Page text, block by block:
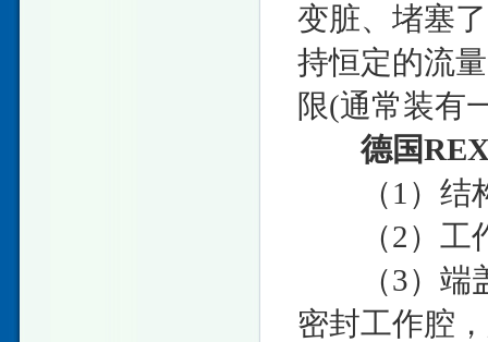
变脏、堵塞
持恒定的流
限(通常装有
德国
（1）结构
（2）工作
（3）端盖
密封工作腔